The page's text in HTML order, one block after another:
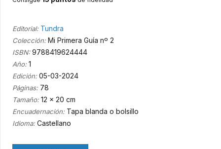
Editorial: Tundra
Colección:Mi Primera Guía nº 2
ISBN:9788419624444
Año:1
Edición:05-03-2024
Páginas:78
Tamaño:12 x 20 cm
Encuadernación:Tapa blanda o bolsillo
Idioma:Castellano